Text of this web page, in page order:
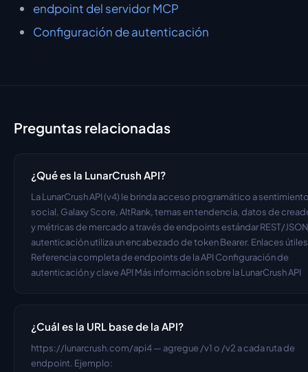
endpoint del servidor MCP
Configuración de autenticación
Preguntas relacionadas
¿Qué es la LunarCrush API?
La LunarCrush API (v4) le brinda acceso programático a
social, Galaxy Score, AltRank, temas en tendencia, datos de
y métricas de mercado a través de endpoints estándar REST/
autenticación utiliza un encabezado de token Bearer. Enlaces útiles
Referencia completa de endpoints de la API Configuración de
autenticación y clave API Más información sobre la LunarCrush API
¿Cuál es la URL base de la API?
https://lunarcrush.com/api4 — agregue /v1 o /v2 a cada ruta de
endpoint. Ejemplo: